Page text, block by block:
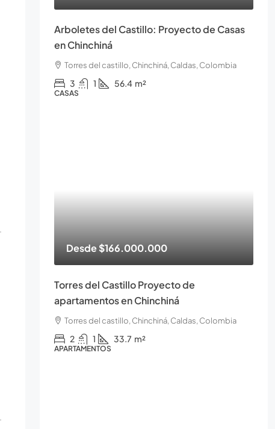
Arboletes del Castillo: Proyecto de Casas
en Chinchiná
Torres del castillo, Chinchiná, Caldas, Colombia
3 1 56.4 m²
CASAS
Desde$166.000.000
Torres del Castillo Proyecto de
apartamentos en Chinchiná
Torres del castillo, Chinchiná, Caldas, Colombia
2 1 33.7 m²
APARTAMENTOS